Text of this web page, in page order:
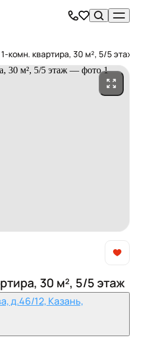
комн. квартира, 30 м², 5/5 этаж
30 м², 5/5 этаж
д.46/12, Казань,